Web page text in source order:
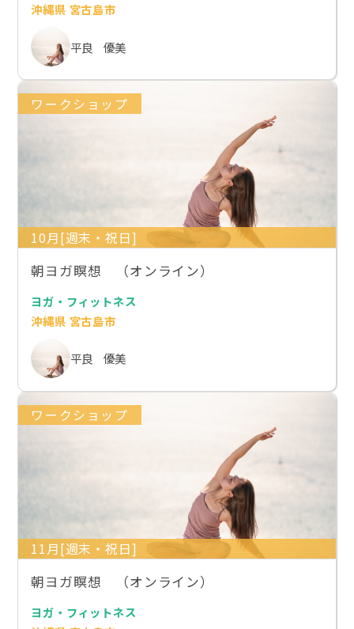
沖縄県 宮古島市
平良 優美
ワークショップ
10月[週末・祝日]
朝ヨガ瞑想 （オンライン）
ヨガ・フィットネス
沖縄県 宮古島市
平良 優美
ワークショップ
11月[週末・祝日]
朝ヨガ瞑想 （オンライン）
ヨガ・フィットネス